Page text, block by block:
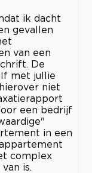
ik dacht
gevallen
van een
De
met jullie
niet
een bedrijf
in een
complex
is.